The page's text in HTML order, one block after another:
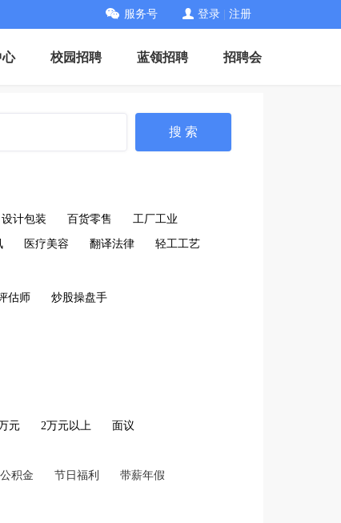
服务号 登录 注册
心 校园招聘 蓝领招聘 招聘会
搜 索
设计包装 百货零售 工厂工业
医疗美容 翻译法律 轻工工艺
估师 炒股操盘手
元 2万元以上 面议
积金 节日福利 带薪年假